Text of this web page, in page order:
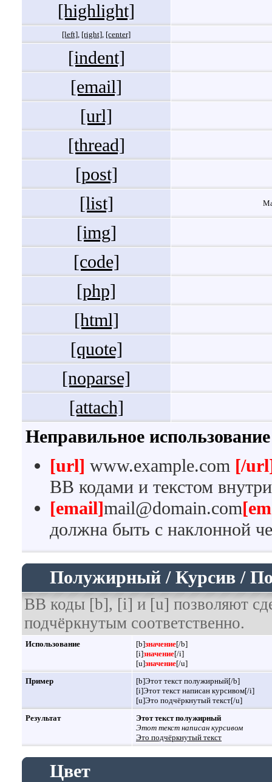
[highlight]
[left], [right], [center]
[indent]
[email]
[url]
[thread]
[post]
[list]
[img]
[code]
[php]
[html]
[quote]
[noparse]
[attach]
Неправильное
[url] www.example.com [/
BB кодами и текстом
[email]mail@domain.com
должна быть с наклонной
Полужирный / Курсив /
BB коды [b], [i] и [u] позволяют
подчёркнутым соответственно.
Использование [b]значение[/b]
[i]значение[/i]
[u]значение[/u]
Пример
[b]Этот текст полужирный[/b]
[i]Этот текст написан курсивом[/i]
[u]Это подчёркнутый текст[/u]
Результат
Этот текст полужирный
Этот текст написан курсивом
Это подчёркнутый текст
Цвет